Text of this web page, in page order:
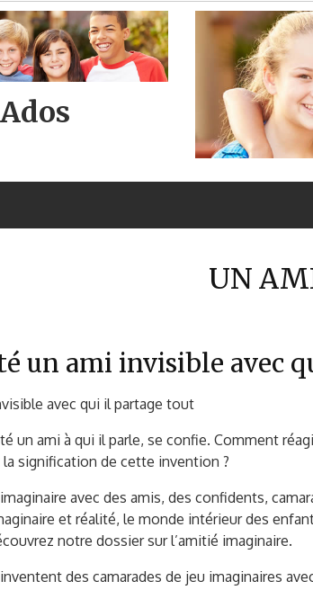
UN
un ami invisible avec
avec qui il partage tout
un ami à qui il parle, se confie. Comment
signification de cette invention ?
avec des amis, des confidents,
et réalité, le monde intérieur des
notre dossier sur l’amitié imaginaire.
des camarades de jeu imaginaires